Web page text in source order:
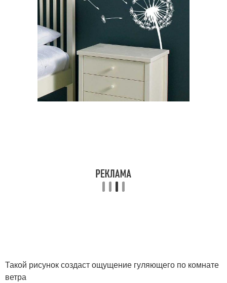
Такой рисунок создаст ощущение гуляющего по комнате
ветра